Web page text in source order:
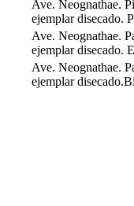
Ave. Neognathae.
ejemplar disecado.
Ave. Neognathae.
ejemplar disecado.
Ave. Neognathae.
ejemplar